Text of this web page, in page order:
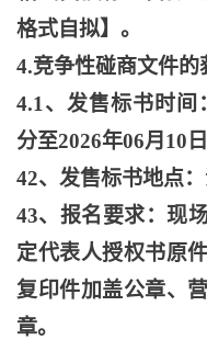
格式自拟】。
4.竞争性碰商文件的
4.1、发售标书时间
分至2026年06月10
42、发售标书地点：
43、报名要求：现
定代表人授权书原
复印件加盖公章、
章。